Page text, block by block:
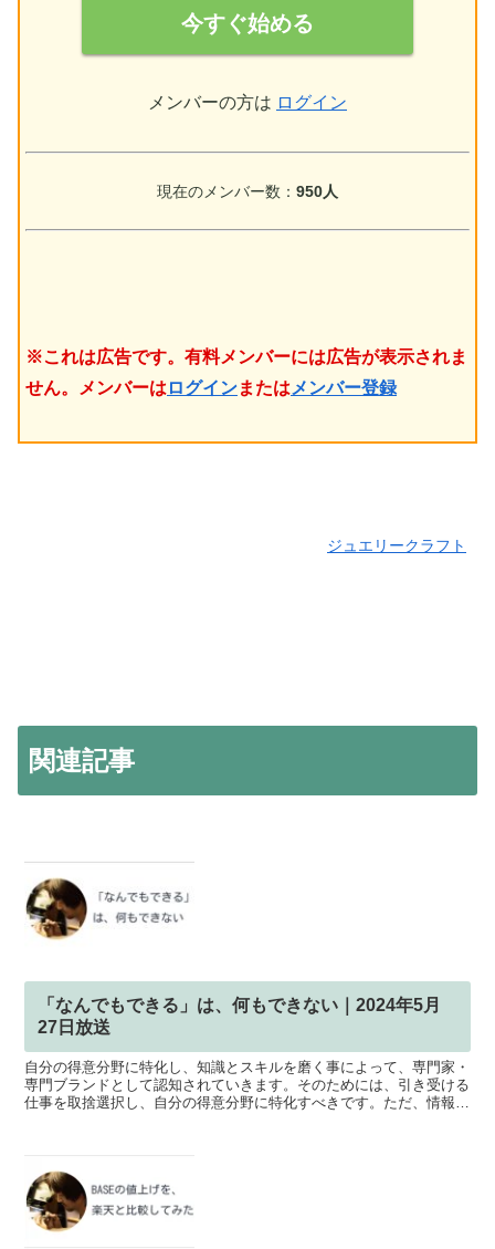
今すぐ始める
メンバーの方は ログイン
現在のメンバー数： 950人
※これは広告です。有料メンバーには広告が表示されま
せん。メンバーは ログインまたは メンバー登録
ジュエリークラフト
関連記事
「なんでもできる」は、何もできない｜2024年5月
27日放送
自分の得意分野に特化し、知識とスキルを磨く事によって、専門家・
専門ブランドとして認知されていきます。そのためには、引き受ける
仕事を取捨選択し、自分の得意分野に特化すべきです。ただ、情報が